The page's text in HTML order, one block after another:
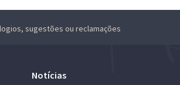
sugestões ou reclamações
Notícias